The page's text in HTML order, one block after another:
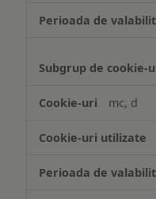
mc, d